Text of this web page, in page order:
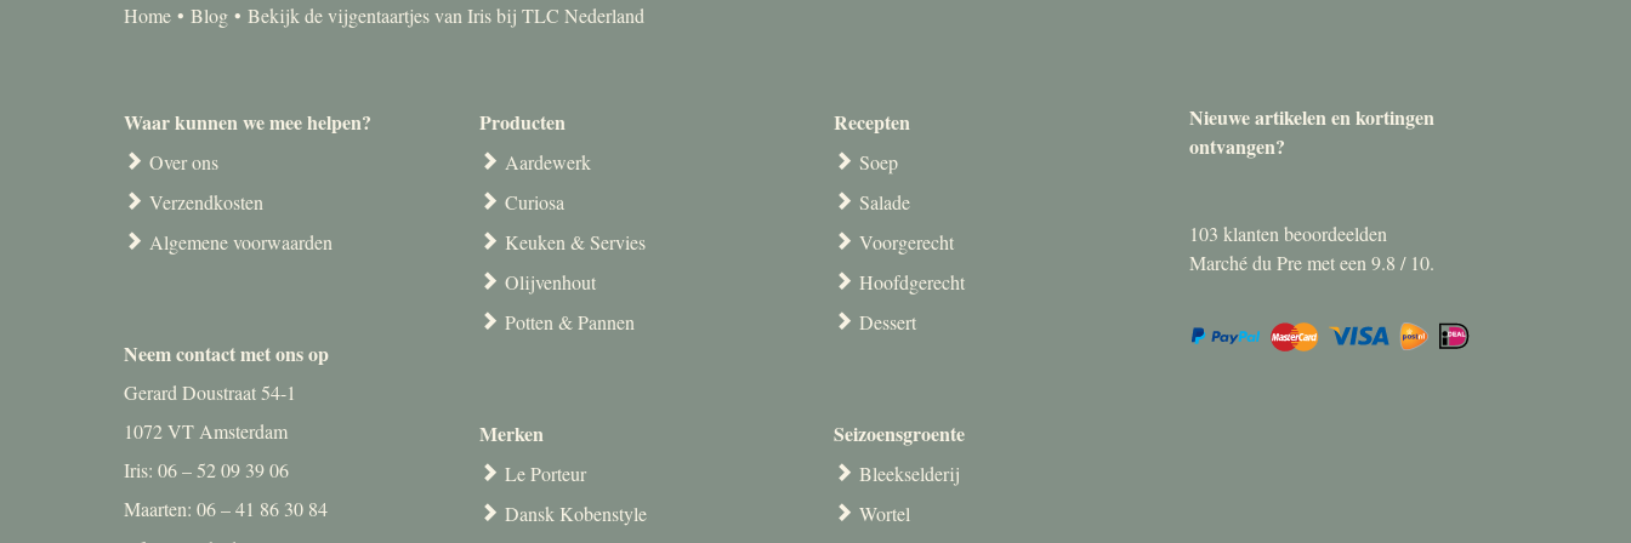
Home Blog Bekijk de vijgentaartjes van Iris bij TLC Nederland
Waar kunnen we mee helpen?
Over ons
Verzendkosten
Algemene voorwaarden
Neem contact met ons op
Gerard Doustraat 54-1
1072 VT Amsterdam
Iris: 06 – 52 09 39 06
Maarten: 06 – 41 86 30 84
Producten
Aardewerk
Curiosa
Keuken & Servies
Olijvenhout
Potten & Pannen
Merken
Le Porteur
Dansk Kobenstyle
Recepten
Soep
Salade
Voorgerecht
Hoofdgerecht
Dessert
Seizoensgroente
Bleekselderij
Wortel
Nieuwe artikelen en kortingen
ontvangen?
103 klanten beoordeelden
Marché du Pre met een 9.8 / 10.